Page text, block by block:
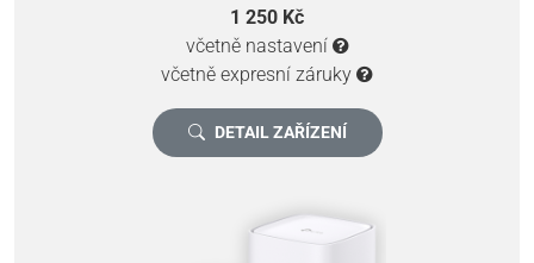
1 250 Kč
včetně nastavení
včetně expresní záruky
DETAIL ZAŘÍZENÍ